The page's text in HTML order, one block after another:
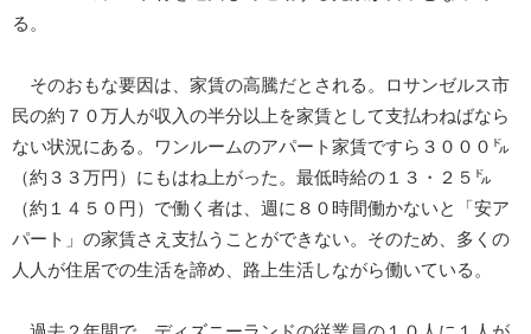
る。
そのおもな要因は、家賃の高騰だとされる。ロサンゼルス市
民の約７０万人が収入の半分以上を家賃として支払わねばなら
ない状況にある。ワンルームのアパート家賃ですら３０００㌦
（約３３万円）にもはね上がった。最低時給の１３・２５㌦
（約１４５０円）で働く者は、週に８０時間働かないと「安ア
パート」の家賃さえ支払うことができない。そのため、多くの
人人が住居での生活を諦め、路上生活しながら働いている。